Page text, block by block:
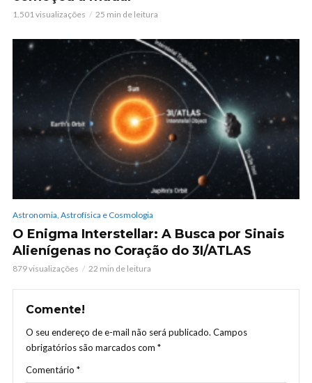
1.501 visualizações 25 min de leitura
Astronomia, Astrofísica e Cosmologia
O Enigma Interstellar: A Busca por Sinais
Alienígenas no Coração do 3I/ATLAS
879 visualizações 22 min de leitura
Comente!
O seu endereço de e-mail não será publicado. Campos
obrigatórios são marcados com *
Comentário *